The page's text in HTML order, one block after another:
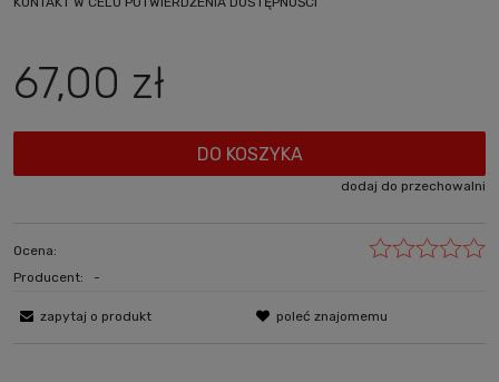
67,00 zł
DO KOSZYKA
dodaj do przechowalni
Ocena:
Producent:
-
zapytaj o produkt poleć znajomemu